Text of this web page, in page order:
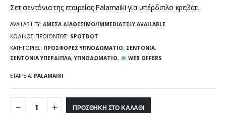
Σετ σεντόνια της εταιρείας Palamaiki για υπέρδιπλο κρεβάτι.
AVAILABILITY: ΆΜΕΣΑ ΔΙΑΘΈΣΙΜΟ/IMMEDIATELY AVAILABLE
ΚΩΔΙΚΌΣ ΠΡΟΪΌΝΤΟΣ: SPOTDOT
ΚΑΤΗΓΟΡΊΕΣ: ΠΡΟΣΦΟΡΈΣ ΥΠΝΟΔΩΜΆΤΙΟ, ΣΕΝΤΌΝΙΑ,
ΣΕΝΤΌΝΙΑ ΥΠΈΡΔΙΠΛΑ,ΥΠΝΟΔΩΜΆΤΙΟ, WEB OFFERS
ΕΤΑΙΡΕΊΑ: PALAMAIKI
ΠΡΟΣΘΉΚΗ ΣΤΟ ΚΑΛΆΘΙ